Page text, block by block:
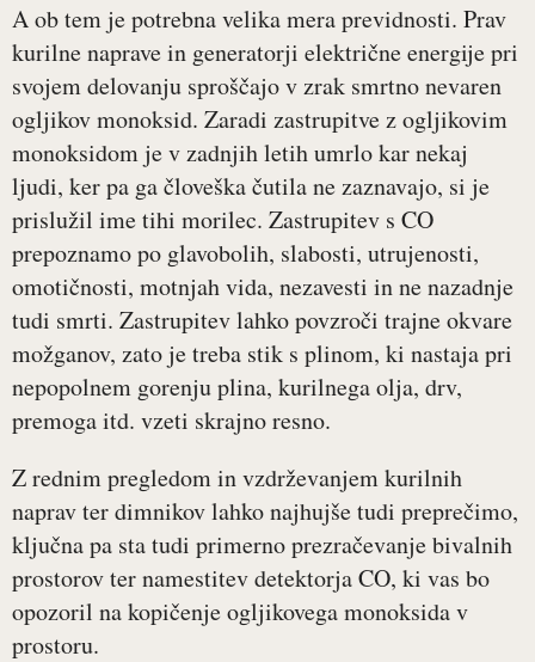
A ob tem je potrebna velika mera previdnosti. Prav
kurilne naprave in generatorji električne energije pri
svojem delovanju sproščajo v zrak smrtno nevaren
ogljikov monoksid. Zaradi zastrupitve z ogljikovim
monoksidom je v zadnjih letih umrlo kar nekaj
ljudi, ker pa ga človeška čutila ne zaznavajo, si je
prislužil ime tihi morilec. Zastrupitev s CO
prepoznamo po glavobolih, slabosti, utrujenosti,
omotičnosti, motnjah vida, nezavesti in ne nazadnje
tudi smrti. Zastrupitev lahko povzroči trajne okvare
možganov, zato je treba stik s plinom, ki nastaja pri
nepopolnem gorenju plina, kurilnega olja, drv,
premoga itd. vzeti skrajno resno.
Z rednim pregledom in vzdrževanjem kurilnih
naprav ter dimnikov lahko najhujše tudi preprečimo,
ključna pa sta tudi primerno prezračevanje bivalnih
prostorov ter namestitev detektorja CO, ki vas bo
opozoril na kopičenje ogljikovega monoksida v
prostoru.